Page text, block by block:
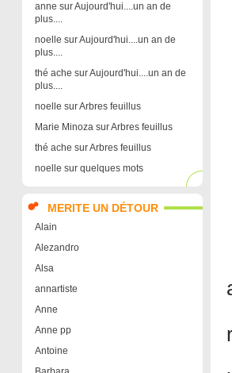
anne surAujourd'hui....un an de
plus....
noelle surAujourd'hui....un an de
plus....
thé ache surAujourd'hui....un an de
plus....
noelle surArbres feuillus
Marie MinozasurArbres feuillus
thé ache surArbres feuillus
noelle sur quelques mots
MERITE UN DÉTOUR
Alain
Alezandro
Alsa
annartiste
Anne
Anne pp
Antoine